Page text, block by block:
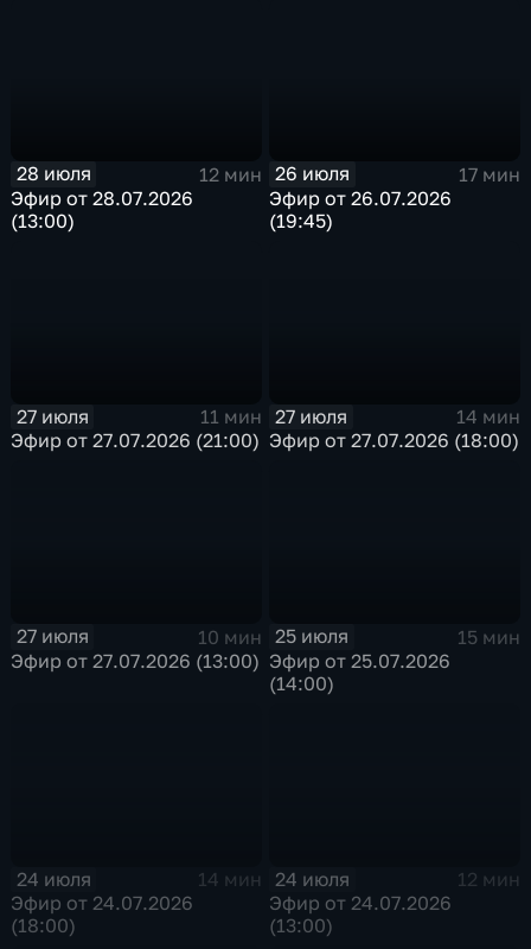
28 июля
12 мин
Эфир от 28.07.2026
(13:00)
26 июля
17 мин
Эфир от 26.07.2026
(19:45)
27 июля
11 мин
Эфир от 27.07.2026 (21:00)
27 июля
14 мин
Эфир от 27.07.2026 (18:00)
27 июля
10 мин
Эфир от 27.07.2026 (13:00)
25 июля
15 мин
Эфир от 25.07.2026
(14:00)
24 июля
14 мин
Эфир от 24.07.2026
(18:00)
24 июля
12 мин
Эфир от 24.07.2026
(13:00)